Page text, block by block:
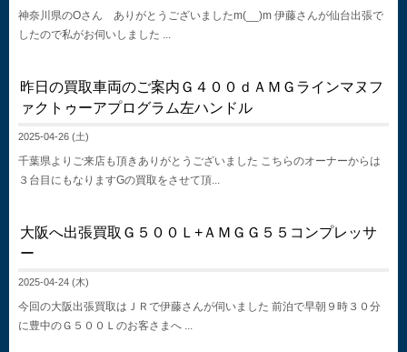
神奈川県のOさん ありがとうございましたm(__)m 伊藤さんが仙台出張で
したので私がお伺いしました ...
昨日の買取車両のご案内Ｇ４００ｄＡＭＧラインマヌフ
ァクトゥーアプログラム左ハンドル
2025-04-26 (土)
千葉県よりご来店も頂きありがとうございました こちらのオーナーからは
３台目にもなりますGの買取をさせて頂...
大阪へ出張買取Ｇ５００Ｌ+ＡＭＧＧ５５コンプレッサ
ー
2025-04-24 (木)
今回の大阪出張買取はＪＲで伊藤さんが伺いました 前泊で早朝９時３０分
に豊中のＧ５００Ｌのお客さまへ ...